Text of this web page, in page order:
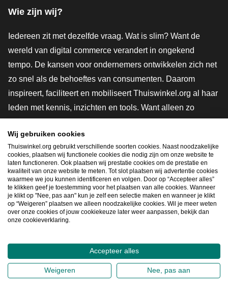
Wie zijn wij?
Iedereen zit met dezelfde vraag. Wat is slim? Want de
wereld van digital commerce verandert in ongekend
tempo. De kansen voor ondernemers ontwikkelen zich net
zo snel als de behoeftes van consumenten. Daarom
inspireert, faciliteert en mobiliseert Thuiswinkel.org al haar
leden met kennis, inzichten en tools. Want alleen zo
innovatievere toekomst. Dus groei ook mee en maak
shoppen slimmer.
Lid worden
Snel navigeren
2026©Thuiswinkel.org
Privacybeleid Cookieverklaring Sitemap
Wij gebruiken cookies
Thuiswinkel.org gebruikt verschillende soorten cookies. Naast noodzakelijke
cookies, plaatsen wij functionele cookies die nodig zijn om onze website te
laten functioneren. Ook plaatsen wij prestatie cookies om de prestatie en
kwaliteit van onze website te meten. Tot slot plaatsen wij advertentie cookies
waarmee we jou kunnen identificeren en volgen. Door op “Accepteer alles”
te klikken geef je toestemming voor het plaatsen van alle cookies. Wanneer
je klikt op "Nee, pas aan" kun je zelf een selectie maken en wanneer je klikt
op “Weigeren” plaatsen we alleen noodzakelijke cookies. Wil je meer weten
over onze cookies of jouw cookiekeuze later weer aanpassen, bekijk dan
onze cookieverklaring.
Accepteer alles
Weigeren Nee, pas aan